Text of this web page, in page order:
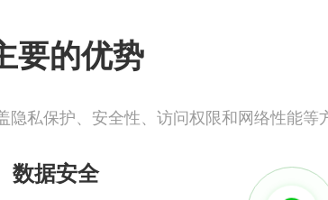
要的优势
隐私保护、安全性、访问权限和网络性能等
数据安全